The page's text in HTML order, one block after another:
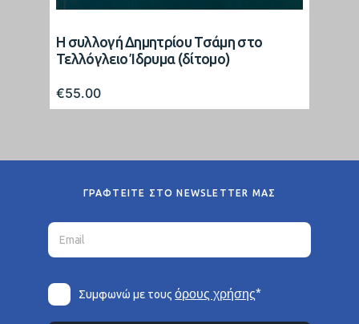
Η συλλογή Δημητρίου Τσάμη στο
Τελλόγλειο Ίδρυμα (δίτομο)
€55.00
ΓΡΑΦΤΕΙΤΕ ΣΤΟ NEWSLETTER ΜΑΣ
Συμφωνώ με τουςόρους χρήσης*